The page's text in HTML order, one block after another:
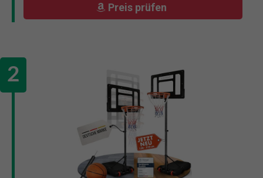
Preis prüfen